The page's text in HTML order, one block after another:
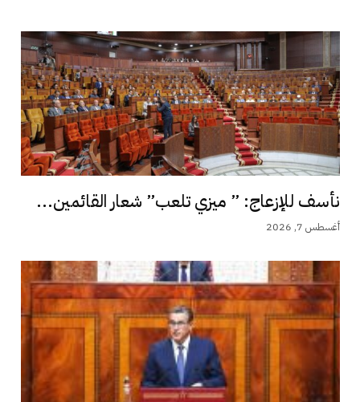
نأسف للإزعاج: ” ميزي تلعب” شعار القائمين...
أغسطس 7, 2026